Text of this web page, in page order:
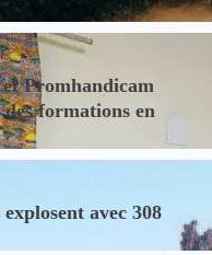
Promhandicam
formations en
avec 308